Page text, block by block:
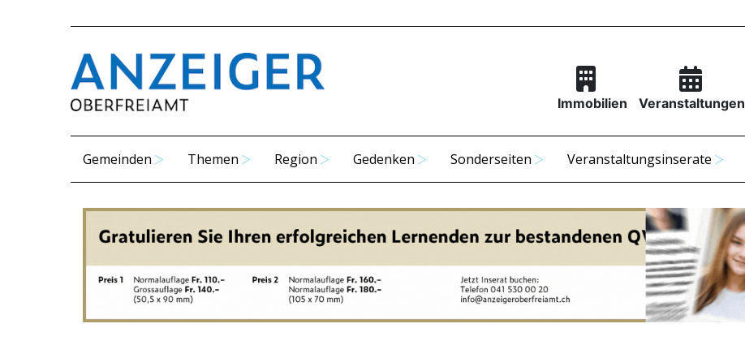
Immobilien Veranstaltungen
Gemeinden Themen Region Gedenken Sonderseiten Veranstaltungsinserate